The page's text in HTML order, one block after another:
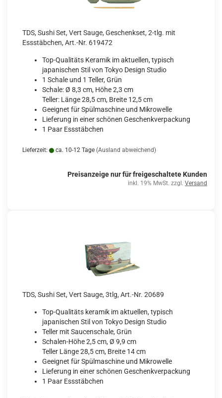
TDS, Sushi Set, Vert Sauge, Geschenkset, 2-tlg. mit
Essstäbchen, Art.-Nr. 619472
Top-Qualitäts Keramik im aktuellen, typisch
japanischen Stil von Tokyo Design Studio
1 Schale und 1 Teller, Grün
Schale: Ø 8,3 cm, Höhe 2,3 cm
Teller: Länge 28,5 cm, Breite 12,5 cm
Geeignet für Spülmaschine und Mikrowelle
Lieferung in einer schönen Geschenkverpackung
1 Paar Essstäbchen
Lieferzeit: ca. 10-12 Tage (Ausland abweichend)
Preisanzeige nur für freigeschaltete Kunden
inkl. 19% MwSt. zzgl. Versand
TDS, Sushi Set, Vert Sauge, 3tlg, Art.-Nr. 20689
Top-Qualitäts keramik im aktuellen, typisch
japanischen Stil von Tokyo Design Studio
Teller mit Saucenschale, Grün
Schalen-Höhe 2,5 cm, Ø 9,9 cm
Teller Länge 28,5 cm, Breite 14 cm
Geeignet für Spülmaschine und Mikrowelle
Lieferung in einer schönen Geschenkverpackung
1 Paar Essstäbchen